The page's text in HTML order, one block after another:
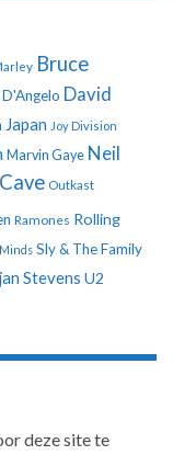
Bruce
D'Angelo David
Japan Joy Division
Marvin Gaye Neil
Outkast
Ramones Rolling
Sly & The Family
Stevens U2
deze site te